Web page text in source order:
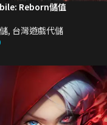
Reborn儲值
, 台灣遊戲代儲